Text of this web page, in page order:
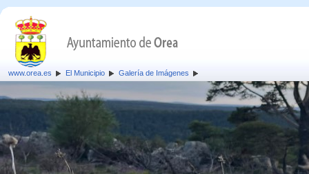
www.orea.es El Municipio Galería de Imágenes